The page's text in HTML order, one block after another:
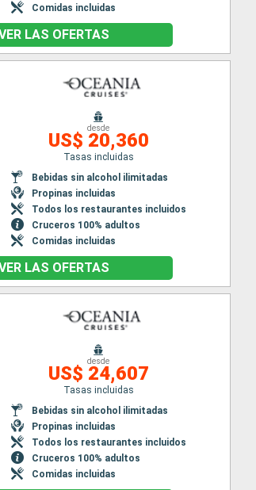
Comidas incluidas
LAS OFERTAS
desde
US$ 20,360
Tasas incluidas
Bebidas sin alcohol ilimitadas
Propinas incluidas
Todos los restaurantes incluidos
Cruceros 100% adultos
Comidas incluidas
LAS OFERTAS
desde
US$ 24,607
Tasas incluidas
Bebidas sin alcohol ilimitadas
Propinas incluidas
Todos los restaurantes incluidos
Cruceros 100% adultos
Comidas incluidas